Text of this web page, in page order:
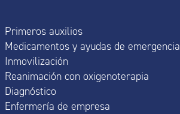
Primeros auxilios
Medicamentos y ayudas de emergencia
Inmovilización
Reanimación con oxigenoterapia
Diagnóstico
Enfermería de empresa